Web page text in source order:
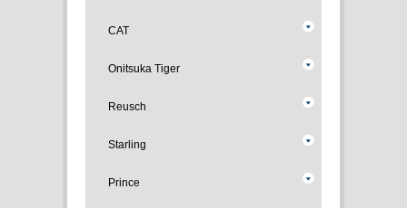
CAT
Onitsuka Tiger
Reusch
Starling
Prince